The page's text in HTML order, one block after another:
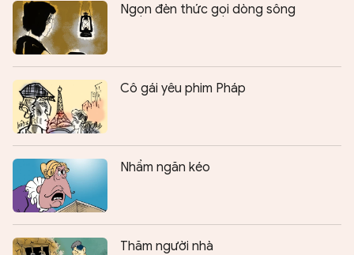
Ngọn đèn thức gọi dòng sông
Cô gái yêu phim Pháp
Nhầm ngăn kéo
Thăm người nhà